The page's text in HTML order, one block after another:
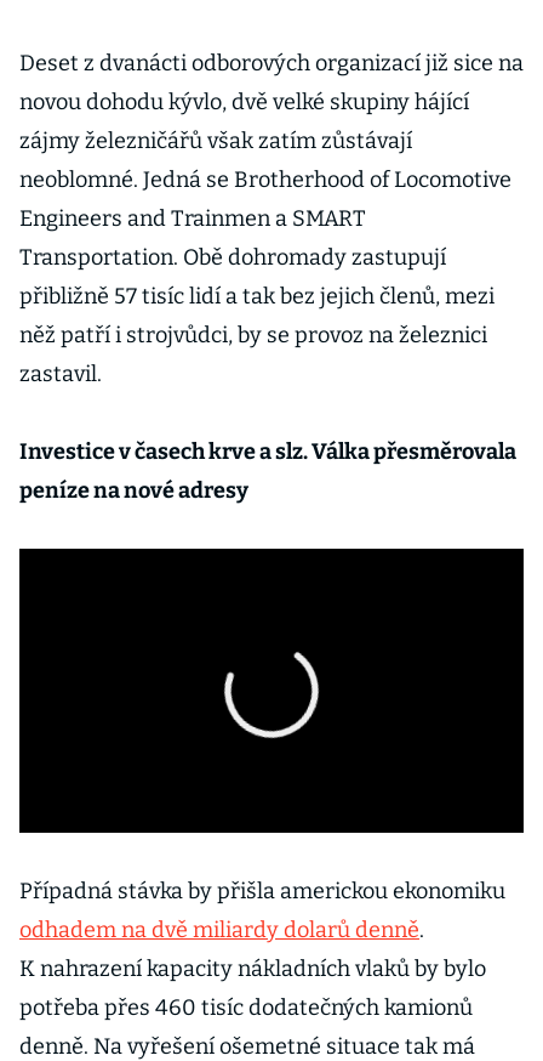
Deset z dvanácti odborových organizací již sice na
novou dohodu kývlo, dvě velké skupiny hájící
zájmy železničářů však zatím zůstávají
neoblomné. Jedná se Brotherhood of Locomotive
Engineers and Trainmen a SMART
Transportation. Obě dohromady zastupují
přibližně 57 tisíc lidí a tak bez jejich členů, mezi
něž patří i strojvůdci, by se provoz na železnici
zastavil.
Investice v časech krve a slz. Válka přesměrovala
peníze na nové adresy
Případná stávka by přišla americkou ekonomiku
odhadem na dvě miliardy dolarů denně.
K nahrazení kapacity nákladních vlaků by bylo
potřeba přes 460 tisíc dodatečných kamionů
denně. Na vyřešení ošemetné situace tak má